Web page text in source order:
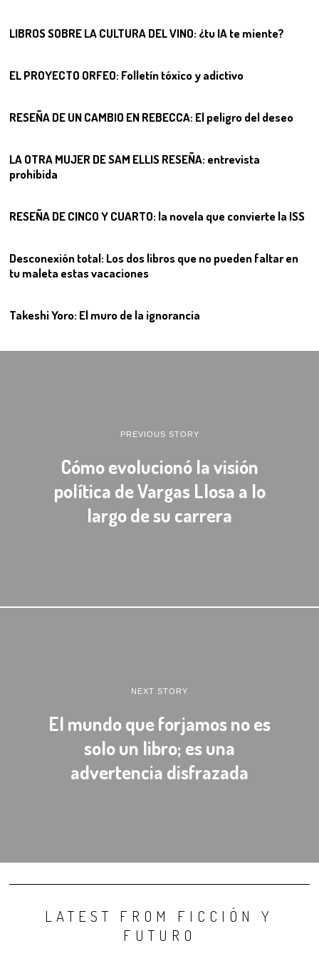
LIBROS SOBRE LA CULTURA DEL VINO: ¿tu IA te miente?07
EL PROYECTO ORFEO: Folletín tóxico y adictivo
RESEÑA DE UN CAMBIO EN REBECCA: El peligro del deseo
09
LA OTRA MUJER DE SAM ELLIS RESEÑA: entrevista
prohibida
RESEÑA DE CINCO Y CUARTO: la novela que convierte la ISS
11
Desconexión total: Los dos libros que no pueden faltar en
tu maleta estas vacaciones
Takeshi Yoro: El muro de la ignorancia
PREVIOUS STORY
Cómo evolucionó la visión
política de Vargas Llosa a lo
largo de su carrera
NEXT STORY
El mundo que forjamos no es
solo un libro; es una
advertencia disfrazada
LATEST FROM FICCIÓN Y
FUTURO